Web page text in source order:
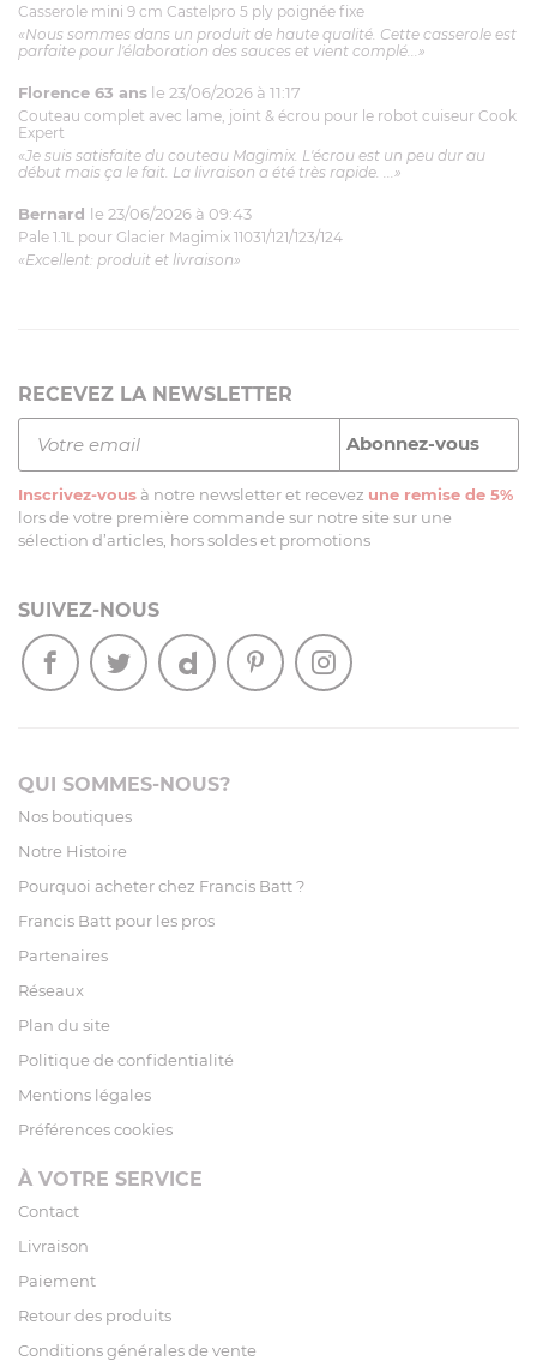
Casserole mini 9 cm Castelpro 5 ply poignée fixe
«Nous sommes dans un produit de haute qualité. Cette casserole est
parfaite pour l'élaboration des sauces et vient complé...»
Florence 63 ans le 23/06/2026 à 11:17
Couteau complet avec lame, joint & écrou pour le robot cuiseur Cook
Expert
«Je suis satisfaite du couteau Magimix. L'écrou est un peu dur au
début mais ça le fait. La livraison a été très rapide. ...»
Bernard le 23/06/2026 à 09:43
Pale 1.1L pour Glacier Magimix 11031/121/123/124
«Excellent: produit et livraison»
RECEVEZ LA NEWSLETTER
Inscrivez-vous à notre newsletter et recevez une remise de 5%
lors de votre première commande sur notre site sur une
sélection d’articles, hors soldes et promotions
SUIVEZ-NOUS
QUI SOMMES-NOUS?
Nos boutiques
Notre Histoire
Pourquoi acheter chez Francis Batt ?
Francis Batt pour les pros
Partenaires
Réseaux
Plan du site
Politique de confidentialité
Mentions légales
Préférences cookies
À VOTRE SERVICE
Contact
Livraison
Paiement
Retour des produits
Conditions générales de vente